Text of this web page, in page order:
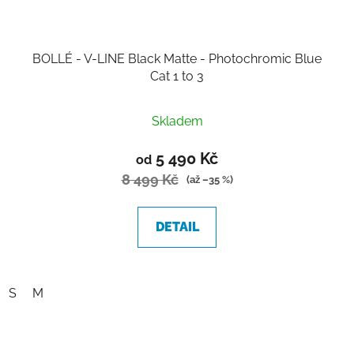
BOLLÉ - V-LINE Black Matte - Photochromic Blue
Cat 1 to 3
Skladem
od 5 490 Kč
8 499 Kč (až –35 %)
DETAIL
S M